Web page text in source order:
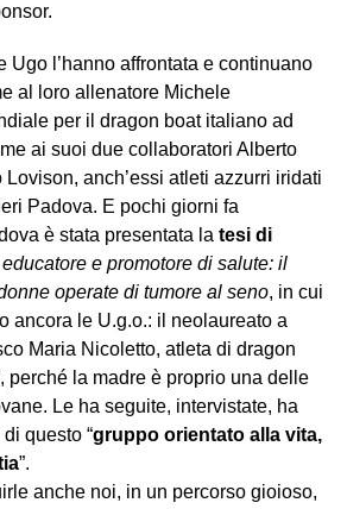
Ugo l’hanno affrontata e continuano
al loro allenatore Michele
per il dragon boat italiano ad
ai suoi due collaboratori Alberto
anch’essi atleti azzurri iridati
Padova. E pochi giorni fa
è stata presentata la tesi di
educatore e promotore di salute: il
operate di tumore al seno, in cui
ancora le U.g.o.: il neolaureato a
Maria Nicoletto, atleta di dragon
perché la madre è proprio una delle
Le ha seguite, intervistate, ha
questo “gruppo orientato alla vita,
”.
anche noi, in un percorso gioioso,